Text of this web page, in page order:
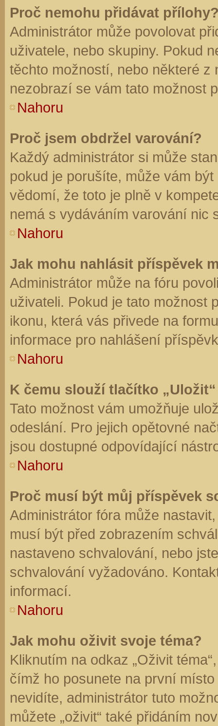
Proč nemohu přidávat
Administrátor může povolovat
uživatele, nebo skupiny. Pokud
těchto možností, nebo některé z
nezobrazí se vám tato možnost
Nahoru
Proč jsem obdržel varování?
Každý administrátor si může
pokud je porušíte, může vám
vědomí, že toto je plně v
nemá s vydáváním varování nic
Nahoru
Jak mohu nahlásit příspěvek
Administrátor může na fóru
uživateli. Pokud je tato možnost
ikonu, která vás přivede na
informace pro nahlášení
Nahoru
K čemu slouží tlačítko
Tato možnost vám umožňuje
odeslání. Pro jejich opětovné
jsou dostupné odpovídající
Nahoru
Proč musí být můj příspěvek
Administrátor fóra může
musí být před zobrazením
nastaveno schvalování, nebo
schvalování vyžadováno.
informací.
Nahoru
Jak mohu oživit svoje téma?
Kliknutím na odkaz „Oživit
čímž ho posunete na první
nevidíte, administrátor tuto
můžete „oživit“ také přidáním